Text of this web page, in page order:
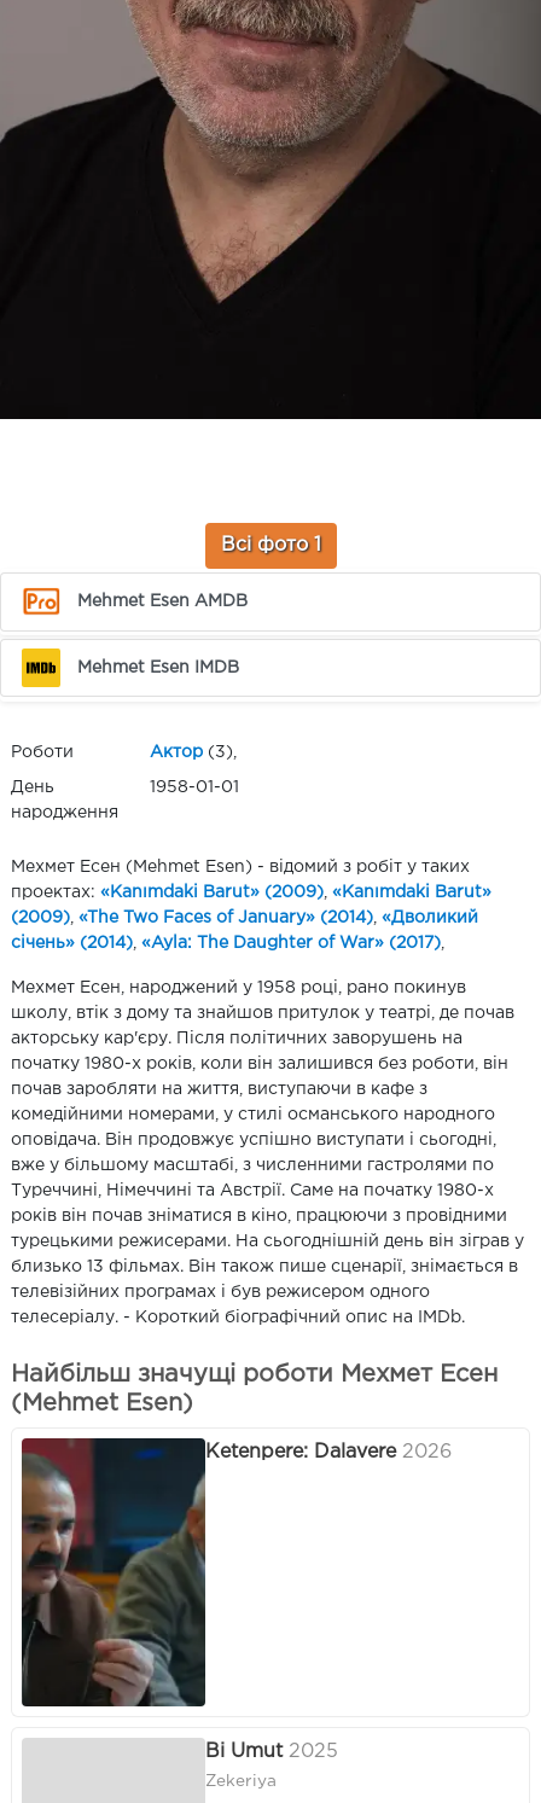
Всі фото 1
Mehmet Esen AMDB
Mehmet Esen IMDB
Роботи Актор (3),
День
народження
1958-01-01
Мехмет Есен (Mehmet Esen) - відомий з робіт у таких
проектах: «Kanımdaki Barut» (2009) «Kanımdaki Barut»
(2009) «The Two Faces of January» (2014) «Дволикий
січень» (2014) «Ayla: The Daughter of War» (2017)
Мехмет Есен, народжений у 1958 році, рано покинув
школу, втік з дому та знайшов притулок у театрі, де почав
акторську кар'єру. Після політичних заворушень на
початку 1980-х років, коли він залишився без роботи, він
почав заробляти на життя, виступаючи в кафе з
комедійними номерами, у стилі османського народного
оповідача. Він продовжує успішно виступати і сьогодні,
вже у більшому масштабі, з численними гастролями по
Туреччині, Німеччині та Австрії. Саме на початку 1980-х
років він почав зніматися в кіно, працюючи з провідними
турецькими режисерами. На сьогоднішній день він зіграв у
близько 13 фільмах. Він також пише сценарії, знімається в
телевізійних програмах і був режисером одного
телесеріалу. - Короткий біографічний опис на IMDb.
Найбільш значущі роботи Мехмет Есен
(Mehmet Esen)
Ketenpere: Dalavere 2026
Bi Umut 2025
Zekeriya